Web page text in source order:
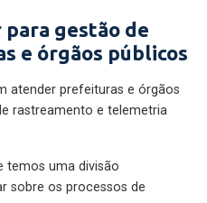
gestão de
e órgãos públicos
atender prefeituras e órgãos
rastreamento e telemetria
temos uma divisão
sobre os processos de